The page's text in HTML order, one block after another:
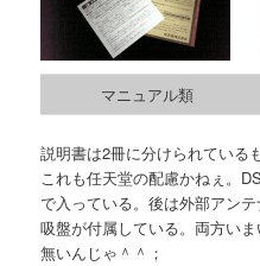
マニュアル類
説明書は2冊に分けられている
これも任天堂の配慮かねぇ。
で入っている。後は外部アン
吸盤が付属している。両方い
無いんじゃ＾＾；